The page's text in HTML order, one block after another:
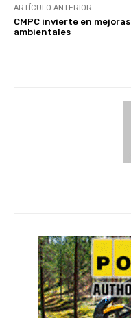
ARTÍCULO ANTERIOR
CMPC invierte en mejoras
ambientales